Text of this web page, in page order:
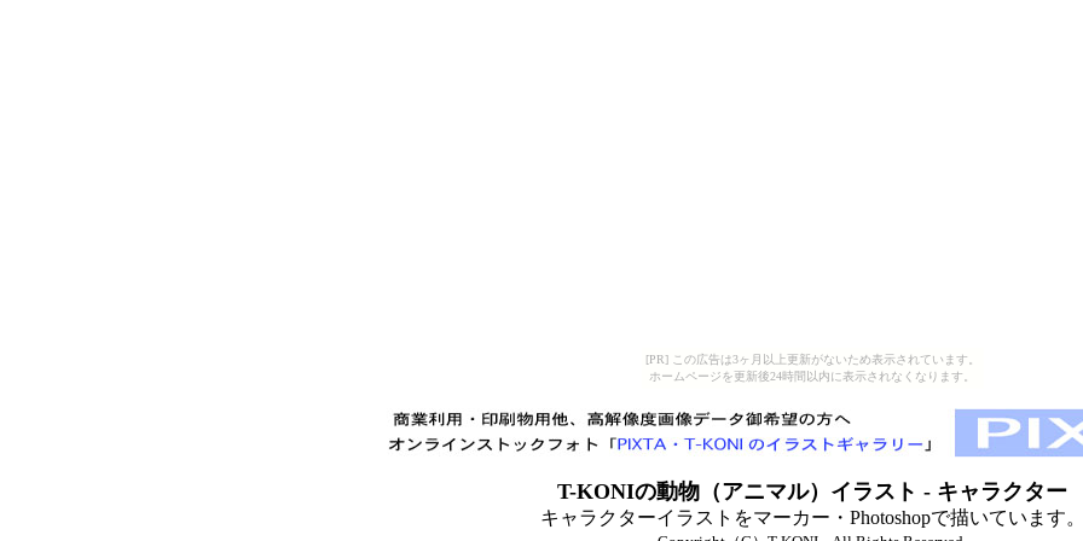
[PR] この広告は3ヶ月以上更新がないため表示されています。
ホームページを更新後24時間以内に表示されなくなります。
T-KONIの動物（アニマル）イラスト - キャラクター
キャラクターイラストをマーカー・Photoshopで描いています